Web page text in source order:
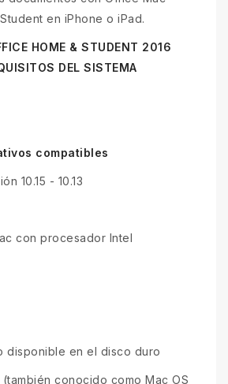
en iPhone o iPad.
HOME & STUDENT 2016
DEL SISTEMA
compatibles
10.15 - 10.13
con procesador Intel
disponible en el disco duro
(también conocido como Mac OS